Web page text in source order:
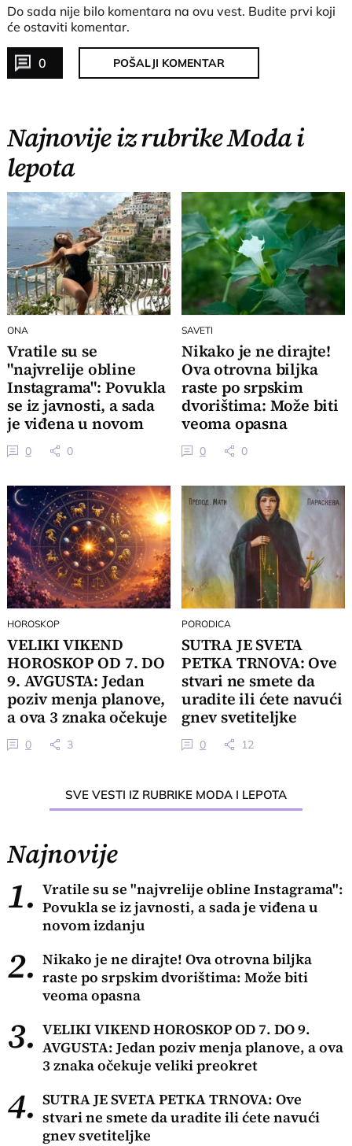
Do sada nije bilo komentara na ovu vest. Budite prvi koji
će ostaviti komentar.
0 POŠALJI KOMENTAR
Najnovije iz rubrike Moda i
lepota
ONA
Vratile su se
"najvrelije obline
Instagrama": Povukla
se iz javnosti, a sada
je viđena u novom
izdanju
0 0
SAVETI
Nikako je ne dirajte!
Ova otrovna biljka
raste po srpskim
dvorištima: Može biti
veoma opasna
0 0
HOROSKOP
VELIKI VIKEND
HOROSKOP OD 7. DO
9. AVGUSTA: Jedan
poziv menja planove,
a ova 3 znaka očekuje
veliki preokret
0 3
PORODICA
SUTRA JE SVETA
PETKA TRNOVA: Ove
stvari ne smete da
uradite ili ćete navući
gnev svetiteljke
0 12
SVE VESTI IZ RUBRIKE MODA I LEPOTA
Najnovije
1. Vratile su se "najvrelije obline Instagrama":
Povukla se iz javnosti, a sada je viđena u
novom izdanju
2. Nikako je ne dirajte! Ova otrovna biljka
raste po srpskim dvorištima: Može biti
veoma opasna
3. VELIKI VIKEND HOROSKOP OD 7. DO 9.
AVGUSTA: Jedan poziv menja planove, a ova
3 znaka očekuje veliki preokret
4. SUTRA JE SVETA PETKA TRNOVA: Ove
stvari ne smete da uradite ili ćete navući
gnev svetiteljke